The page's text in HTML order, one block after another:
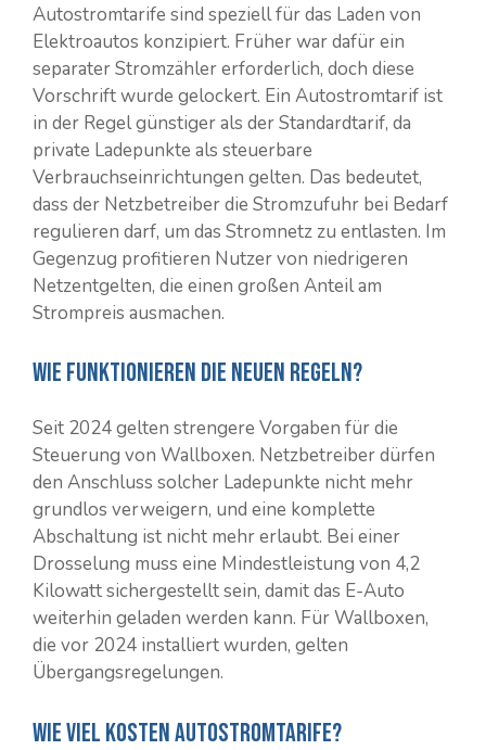
Autostromtarife sind speziell für das Laden von
Elektroautos konzipiert. Früher war dafür ein
separater Stromzähler erforderlich, doch diese
Vorschrift wurde gelockert. Ein Autostromtarif ist
in der Regel günstiger als der Standardtarif, da
private Ladepunkte als steuerbare
Verbrauchseinrichtungen gelten. Das bedeutet,
dass der Netzbetreiber die Stromzufuhr bei Bedarf
regulieren darf, um das Stromnetz zu entlasten. Im
Gegenzug profitieren Nutzer von niedrigeren
Netzentgelten, die einen großen Anteil am
Strompreis ausmachen.
Wie funktionieren die neuen Regeln?
Seit 2024 gelten strengere Vorgaben für die
Steuerung von Wallboxen. Netzbetreiber dürfen
den Anschluss solcher Ladepunkte nicht mehr
grundlos verweigern, und eine komplette
Abschaltung ist nicht mehr erlaubt. Bei einer
Drosselung muss eine Mindestleistung von 4,2
Kilowatt sichergestellt sein, damit das E-Auto
weiterhin geladen werden kann. Für Wallboxen,
die vor 2024 installiert wurden, gelten
Übergangsregelungen.
Wie viel kosten Autostromtarife?